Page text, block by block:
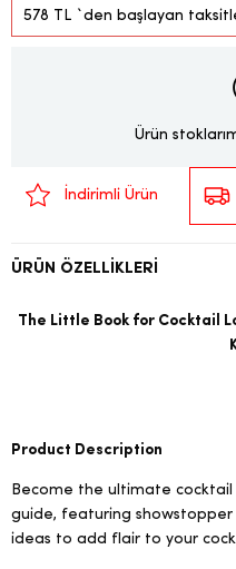
578 TL `den başlayan
Ürün
İndirimli Ürün
ÜRÜN ÖZELLIKLERI
The Little Book for Cocktail
Product Description
Become the ultimate cocktail
guide, featuring
ideas to add flair to your